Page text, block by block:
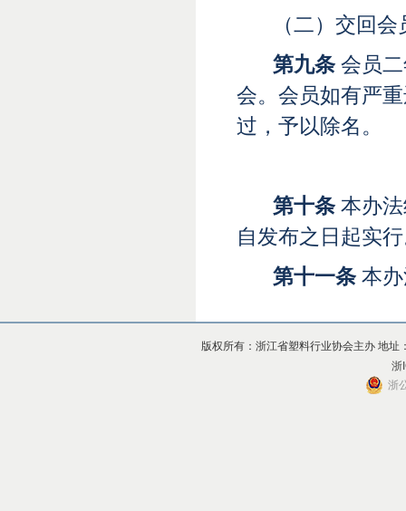
（二）交回
第九条 会员
会。会员如有严
过，予以除名。
第十条 本办
自发布之日起实行
第十一条 本
版权所有：浙江省塑料行业协会主办 地
浙
浙